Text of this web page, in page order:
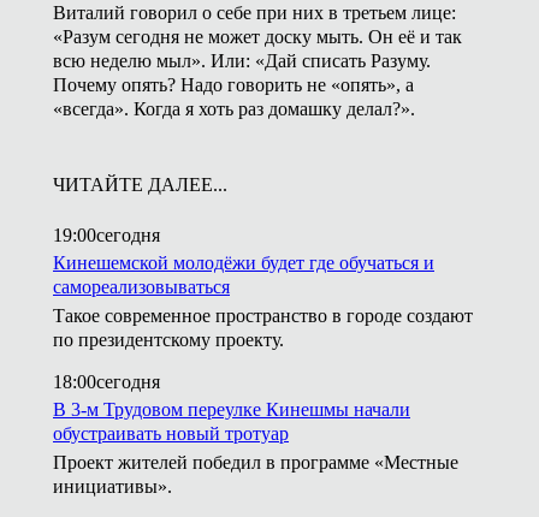
Виталий говорил о себе при них в третьем лице:
«Разум сегодня не может доску мыть. Он её и так
всю неделю мыл». Или: «Дай списать Разуму.
Почему опять? Надо говорить не «опять», а
«всегда». Когда я хоть раз домашку делал?».
ЧИТАЙТЕ ДАЛЕЕ...
19:00сегодня
Кинешемской молодёжи будет где обучаться и
самореализовываться
Такое современное пространство в городе создают
по президентскому проекту.
18:00сегодня
В 3-м Трудовом переулке Кинешмы начали
обустраивать новый тротуар
Проект жителей победил в программе «Местные
инициативы».